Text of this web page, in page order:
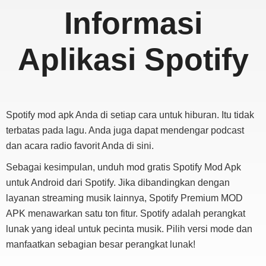
Informasi
Aplikasi Spotify
Spotify mod apk Anda di setiap cara untuk hiburan. Itu tidak
terbatas pada lagu. Anda juga dapat mendengar podcast
dan acara radio favorit Anda di sini.
Sebagai kesimpulan, unduh mod gratis Spotify Mod Apk
untuk Android dari Spotify. Jika dibandingkan dengan
layanan streaming musik lainnya, Spotify Premium MOD
APK menawarkan satu ton fitur. Spotify adalah perangkat
lunak yang ideal untuk pecinta musik. Pilih versi mode dan
manfaatkan sebagian besar perangkat lunak!